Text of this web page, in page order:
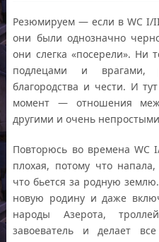
Резюмируем — если в WC
они были однозначно
они слегка «посерели». Ни
подлецами и
благородства и чести. И
момент — отношения
другими и очень
Повторюсь во времена
плохая, потому что
что бьется за родную
новую родину и даже
народы Азерота,
завоеватель и делает